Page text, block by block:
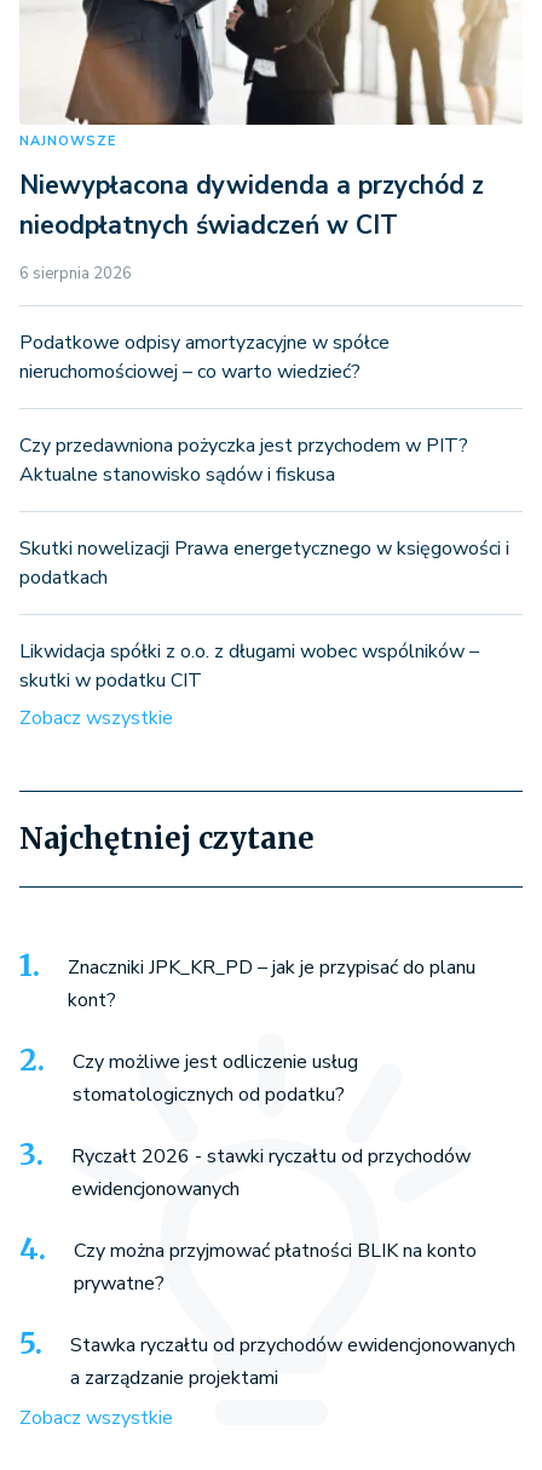
NAJNOWSZE
Niewypłacona dywidenda a przychód z
nieodpłatnych świadczeń w CIT
6 sierpnia 2026
Podatkowe odpisy amortyzacyjne w spółce
nieruchomościowej – co warto wiedzieć?
Czy przedawniona pożyczka jest przychodem w PIT?
Aktualne stanowisko sądów i fiskusa
Skutki nowelizacji Prawa energetycznego w księgowości i
podatkach
Likwidacja spółki z o.o. z długami wobec wspólników –
skutki w podatku CIT
Zobacz wszystkie
Najchętniej czytane
Znaczniki JPK_KR_PD – jak je przypisać do planu
kont?
Czy możliwe jest odliczenie usług
stomatologicznych od podatku?
Ryczałt 2026 - stawki ryczałtu od przychodów
ewidencjonowanych
Czy można przyjmować płatności BLIK na konto
prywatne?
Stawka ryczałtu od przychodów ewidencjonowanych
a zarządzanie projektami
Zobacz wszystkie